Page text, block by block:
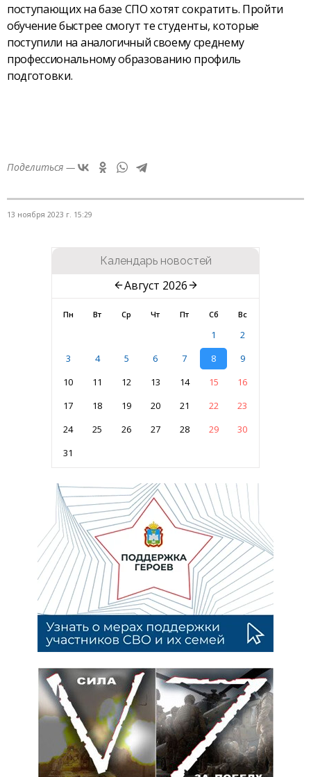
поступающих на базе СПО хотят сократить. Пройти
обучение быстрее смогут те студенты, которые
поступили на аналогичный своему среднему
профессиональному образованию профиль
подготовки.
Поделиться —
13 ноября 2023 г. 15:29
Календарь новостей
Август 2026
Пн Вт Ср Чт Пт Сб Вс
1
2
3
4 5 6 7 8
9
10
11 12 13 14 15
16
17
18 19 20 21 22
23
24
25 26 27 28 29
30
31